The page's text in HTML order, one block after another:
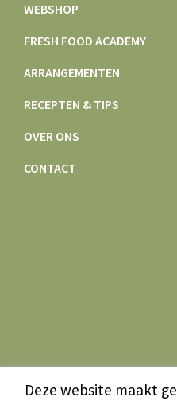
WEBSHOP
FRESH FOOD ACADEMY
ARRANGEMENTEN
RECEPTEN & TIPS
OVER ONS
CONTACT
Deze website maakt